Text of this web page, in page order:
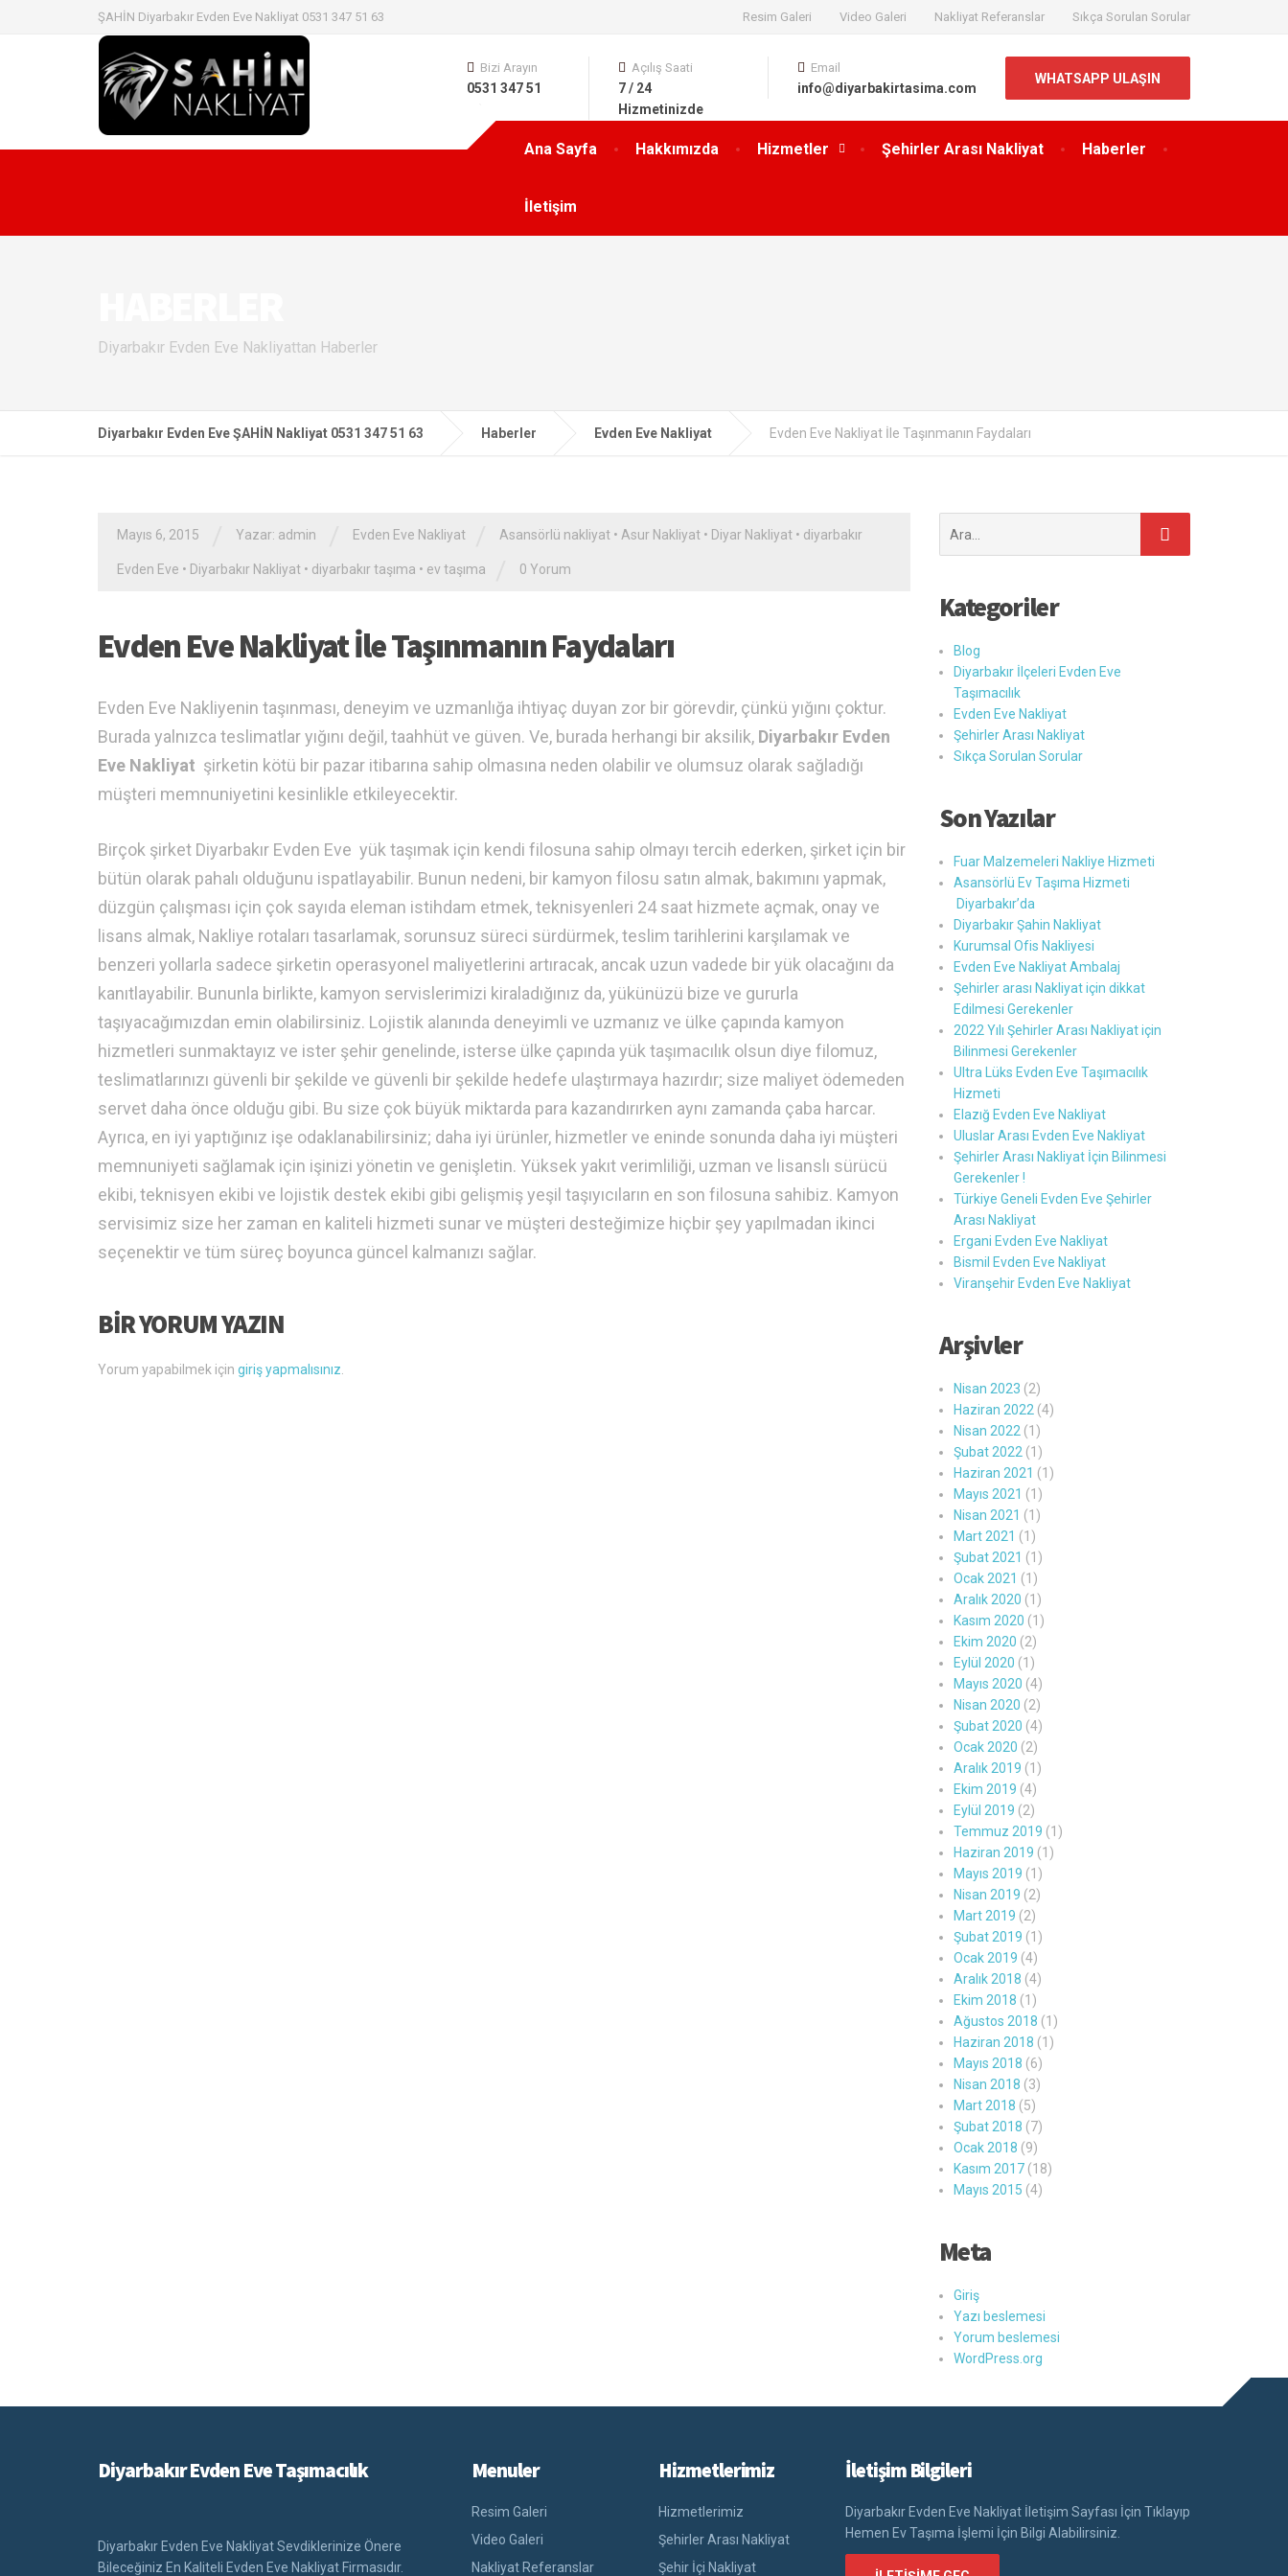
ŞAHİN Diyarbakır Evden Eve Nakliyat 0531 347 51 63 Resim Galeri Video Galeri Nakliyat Referanslar Sıkça Sorulan Sorular
Ana Sayfa Hakkımızda Hizmetler Şehirler Arası Nakliyat Haberler
İletişim
Bizi Arayın
0531 347 51
Açılış Saati
7 / 24
Hizmetinizde
Email
info@diyarbakirtasima.com
WHATSAPP ULAŞIN
Diyarbakır Evden Eve Nakliyattan Haberler
Diyarbakır Evden Eve ŞAHİN Nakliyat 0531 347 51 63 Haberler Evden Eve Nakliyat Evden Eve Nakliyat İle Taşınmanın Faydaları
Mayıs 6, 2015 Yazar: admin Evden Eve Nakliyat Asansörlü nakliyat • Asur Nakliyat • Diyar Nakliyat • diyarbakır
Evden Eve • Diyarbakır Nakliyat • diyarbakır taşıma • ev taşıma 0 Yorum
Evden Eve Nakliyat İle Taşınmanın Faydaları
Evden Eve Nakliyenin taşınması, deneyim ve uzmanlığa ihtiyaç duyan zor bir görevdir, çünkü yığını çoktur.
Burada yalnızca teslimatlar yığını değil, taahhüt ve güven. Ve, burada herhangi bir aksilik, Diyarbakır Evden
Eve Nakliyat şirketin kötü bir pazar itibarına sahip olmasına neden olabilir ve olumsuz olarak sağladığı
müşteri memnuniyetini kesinlikle etkileyecektir.
Birçok şirket Diyarbakır Evden Eve yük taşımak için kendi filosuna sahip olmayı tercih ederken, şirket için bir
bütün olarak pahalı olduğunu ispatlayabilir. Bunun nedeni, bir kamyon filosu satın almak, bakımını yapmak,
düzgün çalışması için çok sayıda eleman istihdam etmek, teknisyenleri 24 saat hizmete açmak, onay ve
lisans almak, Nakliye rotaları tasarlamak, sorunsuz süreci sürdürmek, teslim tarihlerini karşılamak ve
benzeri yollarla sadece şirketin operasyonel maliyetlerini artıracak, ancak uzun vadede bir yük olacağını da
kanıtlayabilir. Bununla birlikte, kamyon servislerimizi kiraladığınız da, yükünüzü bize ve gururla
taşıyacağımızdan emin olabilirsiniz. Lojistik alanında deneyimli ve uzmanız ve ülke çapında kamyon
hizmetleri sunmaktayız ve ister şehir genelinde, isterse ülke çapında yük taşımacılık olsun diye filomuz,
teslimatlarınızı güvenli bir şekilde ve güvenli bir şekilde hedefe ulaştırmaya hazırdır; size maliyet ödemeden
servet daha önce olduğu gibi. Bu size çok büyük miktarda para kazandırırken aynı zamanda çaba harcar.
Ayrıca, en iyi yaptığınız işe odaklanabilirsiniz; daha iyi ürünler, hizmetler ve eninde sonunda daha iyi müşteri
memnuniyeti sağlamak için işinizi yönetin ve genişletin. Yüksek yakıt verimliliği, uzman ve lisanslı sürücü
ekibi, teknisyen ekibi ve lojistik destek ekibi gibi gelişmiş yeşil taşıyıcıların en son filosuna sahibiz. Kamyon
servisimiz size her zaman en kaliteli hizmeti sunar ve müşteri desteğimize hiçbir şey yapılmadan ikinci
seçenektir ve tüm süreç boyunca güncel kalmanızı sağlar.
BIR YORUM YAZIN
Yorum yapabilmek için giriş yapmalısınız
ara:
Kategoriler
Blog
Diyarbakır İlçeleri Evden Eve
Taşımacılık
Evden Eve Nakliyat
Şehirler Arası Nakliyat
Sıkça Sorulan Sorular
Son Yazılar
Fuar Malzemeleri Nakliye Hizmeti
Asansörlü Ev Taşıma Hizmeti
Diyarbakır’da
Diyarbakır Şahin Nakliyat
Kurumsal Ofis Nakliyesi
Evden Eve Nakliyat Ambalaj
Şehirler arası Nakliyat için dikkat
Edilmesi Gerekenler
2022 Yılı Şehirler Arası Nakliyat için
Bilinmesi Gerekenler
Ultra Lüks Evden Eve Taşımacılık
Hizmeti
Elazığ Evden Eve Nakliyat
Uluslar Arası Evden Eve Nakliyat
Şehirler Arası Nakliyat İçin Bilinmesi
Gerekenler !
Türkiye Geneli Evden Eve Şehirler
Arası Nakliyat
Ergani Evden Eve Nakliyat
Bismil Evden Eve Nakliyat
Viranşehir Evden Eve Nakliyat
Arşivler
Nisan 2023 (2)
Haziran 2022 (4)
Nisan 2022 (1)
Şubat 2022 (1)
Haziran 2021 (1)
Mayıs 2021 (1)
Nisan 2021 (1)
Mart 2021 (1)
Şubat 2021 (1)
Ocak 2021 (1)
Aralık 2020 (1)
Kasım 2020 (1)
Ekim 2020 (2)
Eylül 2020 (1)
Mayıs 2020 (4)
Nisan 2020 (2)
Şubat 2020 (4)
Ocak 2020 (2)
Aralık 2019 (1)
Ekim 2019 (4)
Eylül 2019 (2)
Temmuz 2019 (1)
Haziran 2019 (1)
Mayıs 2019 (1)
Nisan 2019 (2)
Mart 2019 (2)
Şubat 2019 (1)
Ocak 2019 (4)
Aralık 2018 (4)
Ekim 2018 (1)
Ağustos 2018 (1)
Haziran 2018 (1)
Mayıs 2018 (6)
Nisan 2018 (3)
Mart 2018 (5)
Şubat 2018 (7)
Ocak 2018 (9)
Kasım 2017(18)
Mayıs 2015 (4)
Meta
Giriş
Yazı beslemesi
Yorum beslemesi
WordPress.org
Diyarbakır Evden Eve Taşımacılık
Diyarbakır Evden Eve Nakliyat Sevdiklerinize Önere
Bileceğiniz En Kaliteli Evden Eve Nakliyat Firmasıdır.
Menuler
Resim Galeri
Video Galeri
Nakliyat Referanslar
Hizmetlerimiz
Hizmetlerimiz
Şehirler Arası Nakliyat
Şehir İçi Nakliyat
İletişim Bilgileri
Diyarbakır Evden Eve Nakliyat İletişim Sayfası İçin Tıklayıp
Hemen Ev Taşıma İşlemi İçin Bilgi Alabilirsiniz.